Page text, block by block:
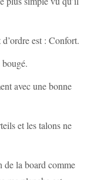
est : Confort.
bougé.
avec une bonne
et les talons ne
de la board comme